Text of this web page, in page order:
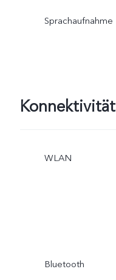
Sprachaufnahme
Konnektivität
WLAN
Bluetooth